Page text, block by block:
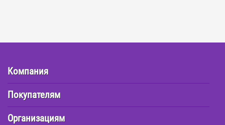
Компания
Покупателям
Организациям